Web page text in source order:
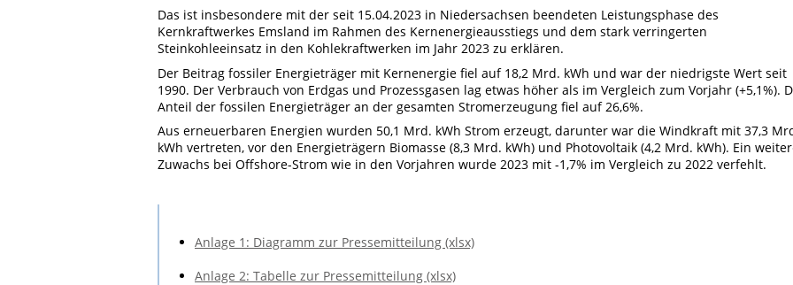
Das ist insbesondere mit der seit 15.04.2023 in Niedersachsen beendeten Leistungsphase des
Kernkraftwerkes Emsland im Rahmen des Kernenergieausstiegs und dem stark verringerten
Steinkohleeinsatz in den Kohlekraftwerken im Jahr 2023 zu erklären.
Der Beitrag fossiler Energieträger mit Kernenergie fiel auf 18,2 Mrd. kWh und war der niedrigste Wert seit
1990. Der Verbrauch von Erdgas und Prozessgasen lag etwas höher als im Vergleich zum Vorjahr (+5,1%).
Anteil der fossilen Energieträger an der gesamten Stromerzeugung fiel auf 26,6%.
Aus erneuerbaren Energien wurden 50,1 Mrd. kWh Strom erzeugt, darunter war die Windkraft mit 37,3
kWh vertreten, vor den Energieträgern Biomasse (8,3 Mrd. kWh) und Photovoltaik (4,2 Mrd. kWh). Ein
Zuwachs bei Offshore-Strom wie in den Vorjahren wurde 2023 mit -1,7% im Vergleich zu 2022 verfehlt.
Anlage 1: Diagramm zur Pressemitteilung (xlsx)
Anlage 2: Tabelle zur Pressemitteilung (xlsx)